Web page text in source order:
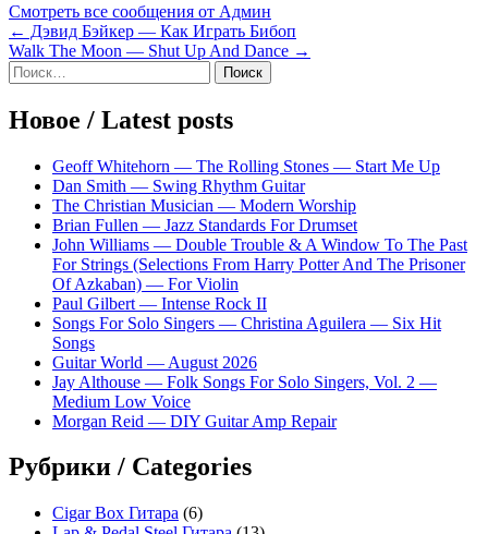
Смотреть все сообщения от Админ
Навигация
по
записям
← Дэвид Бэйкер — Как Играть Бибоп
Walk The Moon — Shut Up And Dance →
Sidebar
Найти:
Новое / Latest posts
Geoff Whitehorn — The Rolling Stones — Start Me Up
Dan Smith — Swing Rhythm Guitar
The Christian Musician — Modern Worship
Brian Fullen — Jazz Standards For Drumset
John Williams — Double Trouble & A Window To The Past
For Strings (Selections From Harry Potter And The Prisoner
Of Azkaban) — For Violin
Paul Gilbert — Intense Rock II
Songs For Solo Singers — Christina Aguilera — Six Hit
Songs
Guitar World — August 2026
Jay Althouse — Folk Songs For Solo Singers, Vol. 2 —
Medium Low Voice
Morgan Reid — DIY Guitar Amp Repair
Рубрики / Categories
Cigar Box Гитара (6)